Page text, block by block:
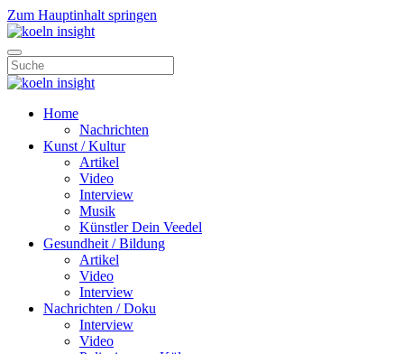
Zum Hauptinhalt springen
Home
Nachrichten
Kunst / Kultur
Artikel
Video
Interview
Musik
Künstler Dein Veedel
Gesundheit / Bildung
Artikel
Video
Interview
Nachrichten / Doku
Interview
Video